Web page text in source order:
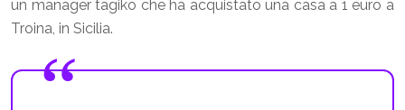
un manager tagiko che ha acquistato una casa a 1 euro a
Troina, in Sicilia.